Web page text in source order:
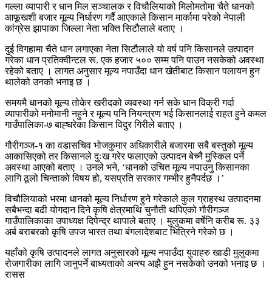
गल्ला व्यापारी र धान मिल सञ्चालक र विचौलियाको मिलोमतोमा चैते धानको
आफूखशी बजार मूल्य निर्धारण गर्दै आएकाले किसान मार्कामा परेको नेपाली
कांग्रेस झापाका जिल्ला नेता भक्ति सिटौलाले बताए ।
दुई विगहामा चैते धान लगाएका नेता सिटौलाले यो वर्ष पनि किसानले उत्पादन
गरेका धान प्रतिक्वीन्टल रू. एक हजार ५०० सम्म पनि पाउन नसकेको अवस्था
रहेको बताए । लागत अनुसार मूल्य नपाउँदा धान खेतीबाट किसान पलायन हुन
थालेको उनको भनाइ छ ।
समयमै धानको मूल्य तोकेर खरीदको व्यवस्था गर्न सके धान विक्री गर्दा
व्यापारीको मनोमानी नहुने र मूल्य पनि नियन्त्रण भई किसानलाई राहत हुने कमल
गाउँपालिका-७ बाह्घरेका किसान विदुुर गिरीले बताए ।
गौरीगञ्ज-१ का वडासचिव भोजकुमार अधिकारीले बजारमा सबै बस्तुको मूल्य
आकासिएको तर किसानले दुःख गरेर फलाएको उत्पादन बेच्नै मुस्किल पर्ने
अवस्था आएको बताए । उनले भने, ‘धानको उचित मूल्य नपाउनु किसानका
लागि ठूलो चिन्ताको विषय हो, यसप्रति सरकार गम्भीर हुनैपर्दछ ।’
विचौलियाको भरमा धानको मूल्य निर्धारण हुने गरेकाले कुल ग्राहस्थ उत्पादनमा
सबैभन्दा बढी योगदान दिने कृषि क्षेत्रमाथि चुनौती थपिएको गौरीगञ्ज
गाउँपालिकाका उपाध्यक्ष दिपेन्द्र थापाले बताए । मुलुकमा वर्षेनि करीब रू. ३३
अर्ब बराबरको कृषि उपज भारत तथा बंगलादेशबाट भित्रिने गरेको छ ।
यहाँको कृषि उत्पादनले लागत अनुसारको मूल्य नपाउँदा युवाहरु खाडी मुलुकमा
रोजगारीका लागि जानुपर्ने बाध्यताको अन्त्य अझै हुन नसकेको उनको भनाइ छ ।
रासस